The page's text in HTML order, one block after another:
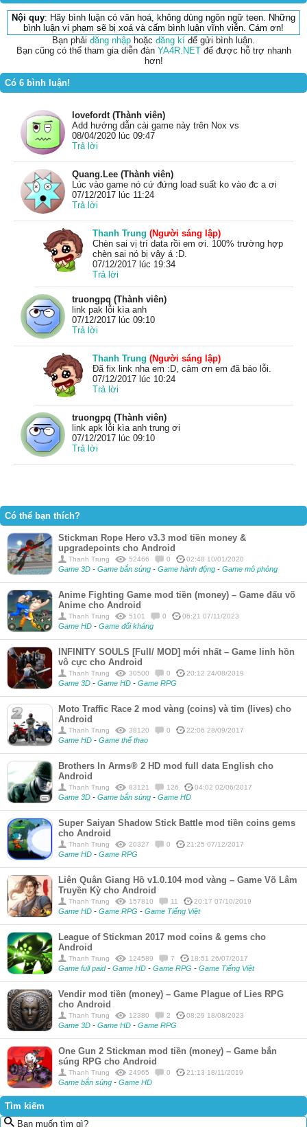
Nội quy: Hãy bình luận có văn hoá, không dùng ngôn ngữ teen. Những
bình luận vi phạm sẽ bị xoá và cấm bình luận vĩnh viễn. Cám ơn!
Bạn phải đăng nhập hoặc đăng kí để gửi bình luận.
Bạn cũng có thể tham gia diễn đàn YA4R.NETđể được hỗ trợ nhanh
hơn!
Có 6 bình luận!
lovefordt (Thành viên)
Add hướng dẫn cài game này trên Nox vs
08/04/2020 lúc 09:47
Trả lời
Quang.Lee (Thành viên)
Lúc vào game nó cứ đứng load suất ko vào đc a ơi
07/12/2017 lúc 11:24
Trả lời
Thanh Trung (Người sáng lập)
Chèn sai vị trí data rồi em ơi. 100% trường hợp
chèn sai nó bị vậy á :D.
07/12/2017 lúc 19:34
Trả lời
truongpq (Thành viên)
link pak lỗi kìa anh
07/12/2017 lúc 09:10
Trả lời
Thanh Trung (Người sáng lập)
Đã fix link nha em :D, cảm ơn em đã báo lỗi.
07/12/2017 lúc 10:24
Trả lời
truongpq (Thành viên)
link apk lỗi kìa anh trung ơi
07/12/2017 lúc 09:10
Trả lời
Có thể bạn thích?
Stickman Rope Hero v3.3 mod tiền money &
upgradepoints cho Android
Thanh Trung 52466 0 02:48 10/01/2020
Game 3D - Game bắn súng - Game hành động - Game mô phỏng
Anime Fighting Game mod tiền (money) – Game đấu võ
Anime cho Android
Thanh Trung 5101 0 06:21 07/11/2023
Game HD - Game đối kháng
INFINITY SOULS [Full/ MOD] mới nhất – Game linh hồn
vô cực cho Android
Thanh Trung 30500 0 20:12 24/08/2019
Game 3D - Game HD - Game RPG
Moto Traffic Race 2 mod vàng (coins) và tim (lives) cho
Android
Thanh Trung 38120 0 22:06 28/09/2017
Game HD - Game thể thao
Brothers In Arms® 2 HD mod full data English cho
Android
Thanh Trung 83121 126 04:02 02/06/2017
Game 3D - Game bắn súng - Game HD
Super Saiyan Shadow Stick Battle mod tiền coins gems
cho Android
Thanh Trung 20327 0 21:25 07/12/2017
Game HD - Game RPG
Liên Quân Giang Hồ v1.0.104 mod vàng – Game Võ Lâm
Truyền Kỳ cho Android
Thanh Trung 157810 11 20:17 07/10/2019
Game HD - Game RPG - Game Tiếng Việt
League of Stickman 2017 mod coins & gems cho
Android
Thanh Trung 124589 7 18:51 26/07/2017
Game full paid- Game HD - Game RPG - Game Tiếng Việt
Vendir mod tiền (money) – Game Plague of Lies RPG
cho Android
Thanh Trung 12380 2 08:29 18/08/2023
Game 3D - Game HD - Game RPG
One Gun 2 Stickman mod tiền (money) – Game bắn
súng RPG cho Android
Thanh Trung 24965 0 21:13 18/11/2019
Game bắn súng - Game HD
Tìm kiếm
Bạn muốn tìm gì?